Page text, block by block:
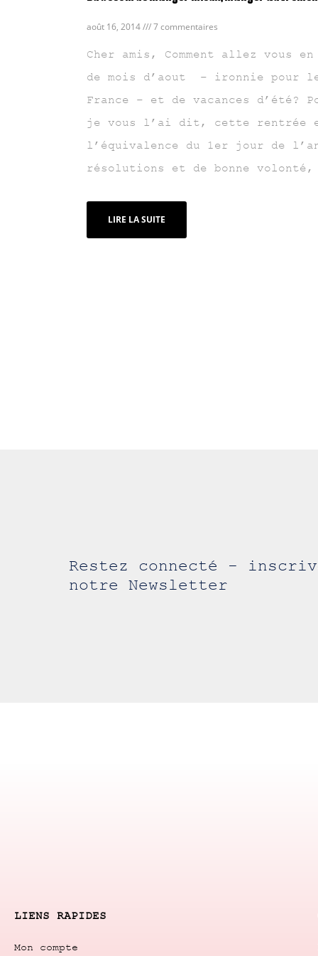
août 16, 2014 7 commentaires
Cher amis, Comment allez vous
de mois d’aout – ironnie pour
France – et de vacances d’été?
je vous l’ai dit, cette rentrée
l’équivalence du 1er jour de
résolutions et de bonne
LIRE LA SUITE
Restez connecté -
notre Newsletter
LIENS RAPIDES
Mon compte